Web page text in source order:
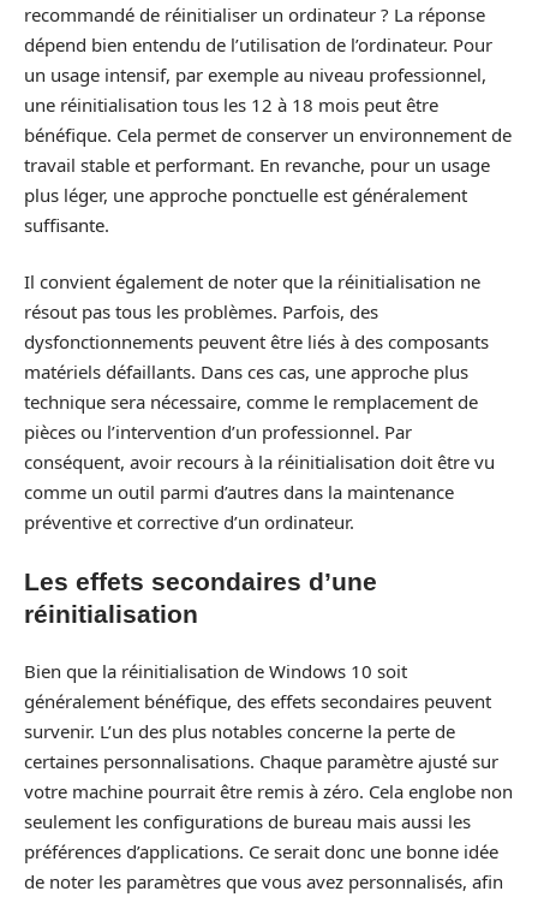
recommandé de réinitialiser un ordinateur ? La réponse
dépend bien entendu de l’utilisation de l’ordinateur. Pour
un usage intensif, par exemple au niveau professionnel,
une réinitialisation tous les 12 à 18 mois peut être
bénéfique. Cela permet de conserver un environnement de
travail stable et performant. En revanche, pour un usage
plus léger, une approche ponctuelle est généralement
suffisante.
Il convient également de noter que la réinitialisation ne
résout pas tous les problèmes. Parfois, des
dysfonctionnements peuvent être liés à des composants
matériels défaillants. Dans ces cas, une approche plus
technique sera nécessaire, comme le remplacement de
pièces ou l’intervention d’un professionnel. Par
conséquent, avoir recours à la réinitialisation doit être vu
comme un outil parmi d’autres dans la maintenance
préventive et corrective d’un ordinateur.
Les effets secondaires d’une
réinitialisation
Bien que la réinitialisation de Windows 10 soit
généralement bénéfique, des effets secondaires peuvent
survenir. L’un des plus notables concerne la perte de
certaines personnalisations. Chaque paramètre ajusté sur
votre machine pourrait être remis à zéro. Cela englobe non
seulement les configurations de bureau mais aussi les
préférences d’applications. Ce serait donc une bonne idée
de noter les paramètres que vous avez personnalisés, afin